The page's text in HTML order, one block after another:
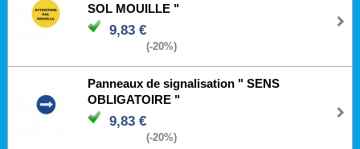
SOL MOUILLE "
9,83 €
(-20%)
Panneaux de signalisation " SENS
OBLIGATOIRE "
9,83 €
(-20%)